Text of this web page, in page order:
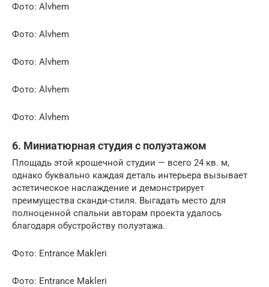
Фото: Alvhem
Фото: Alvhem
Фото: Alvhem
Фото: Alvhem
Фото: Alvhem
6. Миниатюрная студия с полуэтажом
Площадь этой крошечной студии — всего 24 кв. м,
однако буквально каждая деталь интерьера вызывает
эстетическое наслаждение и демонстрирует
преимущества сканди-стиля. Выгадать место для
полноценной спальни авторам проекта удалось
благодаря обустройству полуэтажа.
Фото: Entrance Makleri
Фото: Entrance Makleri